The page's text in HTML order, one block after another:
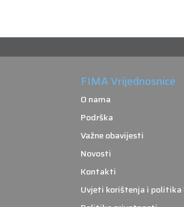
FIMA Vrijednosnice
O nama
Podrška
Važne obavijesti
Novosti
Kontakti
Uvjeti korištenja i politika